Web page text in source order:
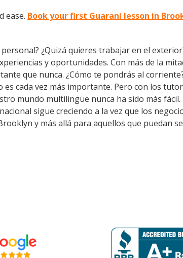
ease. Book your first Guaraní lesson in
¿Quizá quieres trabajar en el
y oportunidades. Con más de la
que nunca. ¿Cómo te pondrás al
cada vez más importante. Pero con los
mundo multilingüe nunca ha sido más
sigue creciendo a la vez que los
y más allá para aquellos que puedan